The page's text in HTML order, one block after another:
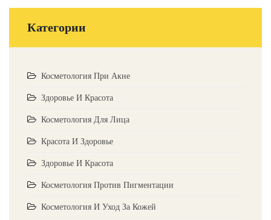
Категории
Косметология При Акне
Здоровье И Красота
Косметология Для Лица
Красота И Здоровье
Здоровье И Красота
Косметология Против Пигментации
Косметология И Уход За Кожей